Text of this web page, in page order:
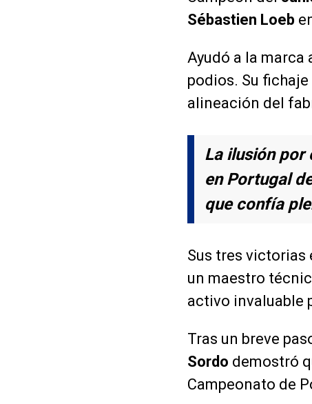
Sébastien Loeb
Ayudó a la
podios. Su fichaje
alineación del
La ilusión por
en Portugal
que confía
Sus tres victorias
un maestro
activo invaluable
Tras un breve
Sordo demostró
Campeonato de